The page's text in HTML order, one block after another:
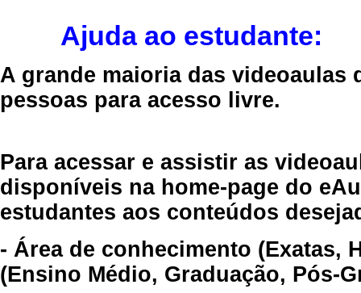
Ajuda ao estudante:
A grande maioria das videoaulas
pessoas para acesso livre.
Para acessar e assistir as
disponíveis na home-page do
estudantes aos conteúdos
- Área de conhecimento (Exatas,
(Ensino Médio, Graduação, Pós-